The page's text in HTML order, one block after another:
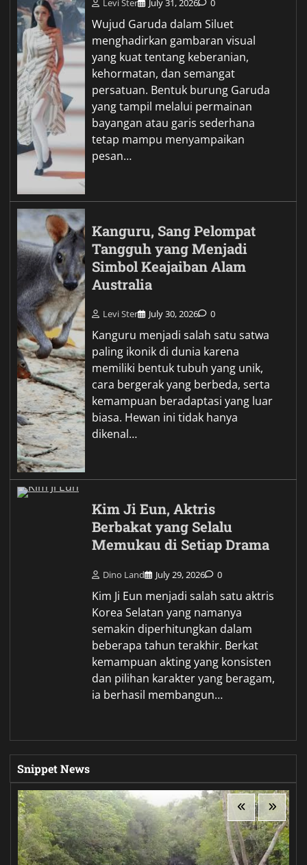
Levi Ster July 31, 2026 0
Wujud Garuda dalam Siluet
menghadirkan gambaran visual
yang kuat tentang keberanian,
kehormatan, dan semangat
persatuan. Bentuk burung Garuda
yang tampil melalui permainan
bayangan atau garis sederhana
tetap mampu menyampaikan
pesan…
Kanguru, Sang Pelompat
Tangguh yang Menjadi
Simbol Keajaiban Alam
Australia
Levi Ster July 30, 2026 0
Kanguru menjadi salah satu satwa
paling ikonik di dunia karena
memiliki bentuk tubuh yang unik,
cara bergerak yang berbeda, serta
kemampuan beradaptasi yang luar
biasa. Hewan ini tidak hanya
dikenal…
Kim Ji Eun, Aktris
Berbakat yang Selalu
Memukau di Setiap Drama
Dino Land July 29, 2026 0
Kim Ji Eun menjadi salah satu aktris
Korea Selatan yang namanya
semakin diperhitungkan dalam
beberapa tahun terakhir. Berkat
kemampuan akting yang konsisten
dan pilihan karakter yang beragam,
ia berhasil membangun…
Snippet News